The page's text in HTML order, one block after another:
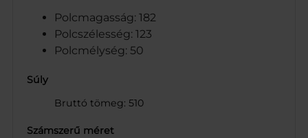
Polcmagasság: 182
Polcszélesség: 123
Polcmélység: 50
Súly
Bruttó tömeg: 510
Számszerű méret